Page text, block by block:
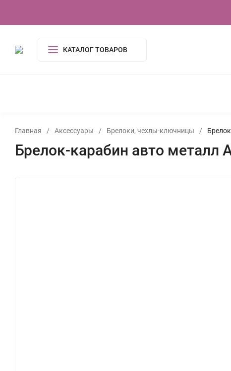
КАТАЛОГ ТОВАРОВ
Главная / Аксессуары / Брелоки, чехлы-ключницы /
Брелок-карабин авто металл